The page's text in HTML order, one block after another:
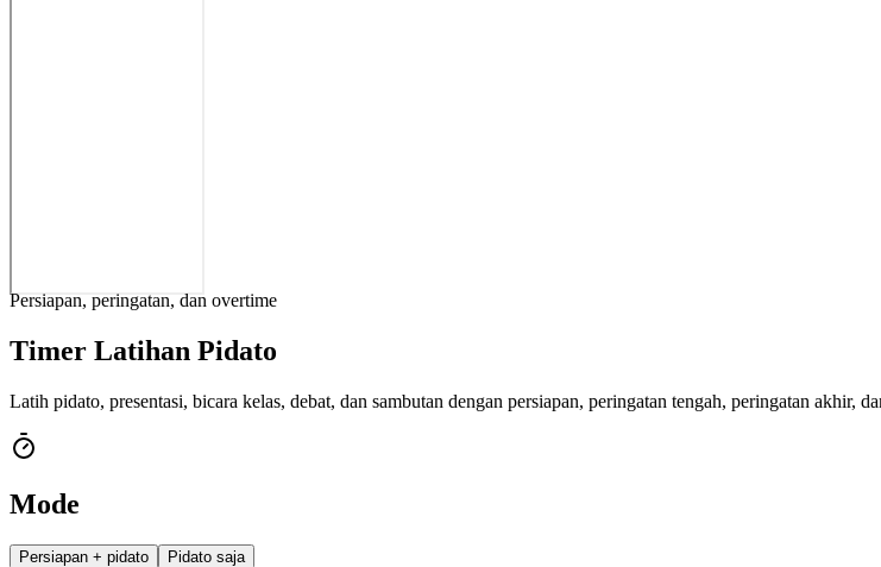
Persiapan, peringatan, dan overtime
Timer Latihan Pidato
Latih pidato, presentasi, bicara kelas, debat, dan sambutan dengan persiapan, peringatan tengah, peringatan akhir,
Mode
Persiapan + pidato Pidato saja